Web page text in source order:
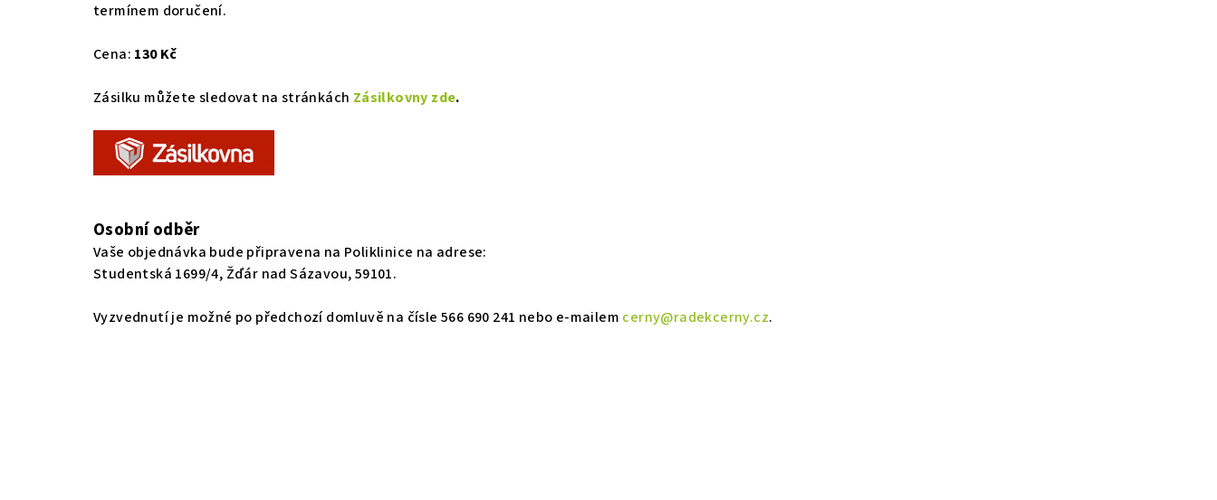
termínem doručení.
Cena: 130 Kč
Zásilku můžete sledovat na stránkách Zásilkovny zde.
Osobní odběr
Vaše objednávka bude připravena na Poliklinice na adrese:
Studentská 1699/4, Žďár nad Sázavou, 59101.
Vyzvednutí je možné po předchozí domluvě na čísle 566 690 241 nebo e-mailem cerny@radekcerny.cz.